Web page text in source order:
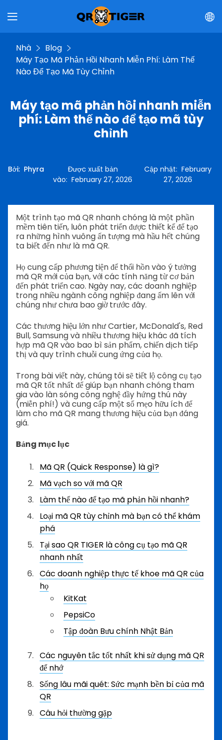
Nhà
Blog
Máy Tạo Mã Phản Hồi Nhanh Miễn Phí: Làm Thế
Nào Để Tạo Mã Tùy Chỉnh
Máy tạo mã phản hồi nhanh miễn
phí: Làm thế nào để tạo mã tùy
chỉnh
Bởi: Phyra
Được xuất bản
vào:February 27, 2026
Cập nhật: February
27, 2026
Một trình tạo mã QR nhanh chóng là một phần
mềm tiên tiến, luôn phát triển được thiết kế để tạo
ra những hình vuông ấn tượng mà hầu hết chúng
ta biết đến như là mã QR.
Họ cung cấp phương tiện để thổi hồn vào ý tưởng
mã QR mới của bạn, với các tính năng từ cơ bản
đến phát triển cao. Ngày nay, các doanh nghiệp
trong nhiều ngành công nghiệp đang ấm lên với
chúng như chưa bao giờ trước đây.
Các thương hiệu lớn như Cartier, McDonald's, Red
Bull, Samsung và nhiều thương hiệu khác đã tích
hợp mã QR vào bao bì sản phẩm, chiến dịch tiếp
thị và quy trình chuỗi cung ứng của họ.
Trong bài viết này, chúng tôi sẽ tiết lộ công cụ tạo
mã QR tốt nhất để giúp bạn nhanh chóng tham
gia vào làn sóng công nghệ đầy hứng thú này
(miễn phí!) và cung cấp một số mẹo hữu ích để
làm cho mã QR mang thương hiệu của bạn đáng
giá.
Bảng mục lục
Mã QR (Quick Response) là gì?
Mã vạch so với mã QR
Làm thế nào để tạo mã phản hồi nhanh?
Loại mã QR tùy chỉnh mà bạn có thể khám
phá
Tại sao QR TIGER là công cụ tạo mã QR
nhanh nhất
Các doanh nghiệp thực tế khoe mã QR của
họ
KitKat
PepsiCo
Tập đoàn Bưu chính Nhật Bản
Các nguyên tắc tốt nhất khi sử dụng mã QR
để nhớ
Sống lâu mãi quét: Sức mạnh bền bỉ của mã
QR
Câu hỏi thường gặp